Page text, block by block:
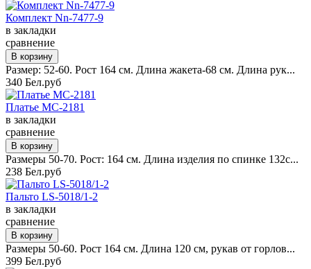
Комплект Nn-7477-9
в закладки
сравнение
Размер: 52-60. Рост 164 см. Длина жакета-68 см. Длина рук...
340 Бел.руб
Платье MC-2181
в закладки
сравнение
Размеры 50-70. Рост: 164 см. Длина изделия по спинке 132с...
238 Бел.руб
Пальто LS-5018/1-2
в закладки
сравнение
Размеры 50-60. Рост 164 см. Длина 120 см, рукав от горлов...
399 Бел.руб